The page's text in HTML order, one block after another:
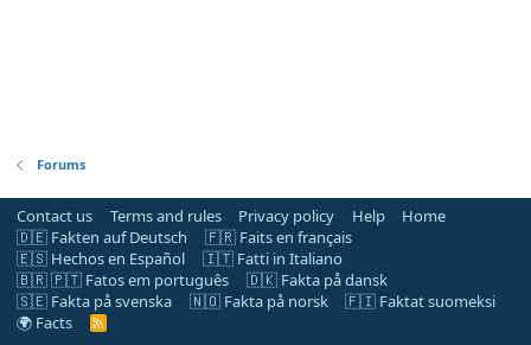
Forums
Contact us Terms and rules Privacy policy Help
Home
🇩🇪 Fakten auf Deutsch
🇫🇷 Faits en français
🇪🇸 Hechos en Español
🇮🇹 Fatti in Italiano
🇧🇷 🇵🇹 Fatos em português
🇩🇰 Fakta på dansk
🇸🇪 Fakta på svenska
🇳🇴 Fakta på norsk
🇫🇮 Faktat suomeksi
🌍 Facts
R